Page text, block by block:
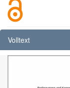
Volltext